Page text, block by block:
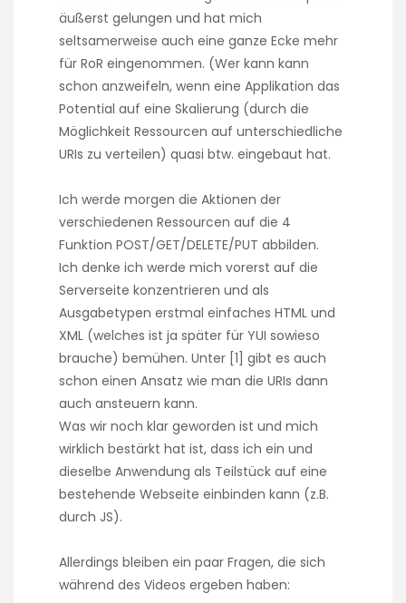
äußerst gelungen und hat mich
seltsamerweise auch eine ganze Ecke mehr
für RoR eingenommen. (Wer kann kann
schon anzweifeln, wenn eine Applikation das
Potential auf eine Skalierung (durch die
Möglichkeit Ressourcen auf unterschiedliche
URIs zu verteilen) quasi btw. eingebaut hat.
Ich werde morgen die Aktionen der
verschiedenen Ressourcen auf die 4
Funktion POST/GET/DELETE/PUT abbilden.
Ich denke ich werde mich vorerst auf die
Serverseite konzentrieren und als
Ausgabetypen erstmal einfaches HTML und
XML (welches ist ja später für YUI sowieso
brauche) bemühen. Unter [ 1 ] gibt es auch
schon einen Ansatz wie man die URIs dann
auch ansteuern kann.
Was wir noch klar geworden ist und mich
wirklich bestärkt hat ist, dass ich ein und
dieselbe Anwendung als Teilstück auf eine
bestehende Webseite einbinden kann (z.B.
durch JS).
Allerdings bleiben ein paar Fragen, die sich
während des Videos ergeben haben: